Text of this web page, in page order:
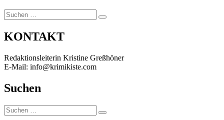
Suchen
nach:
Suchen
KONTAKT
Redaktionsleiterin Kristine Greßhöner
E-Mail: info@krimikiste.com
Suchen
Suchen
nach:
Suchen